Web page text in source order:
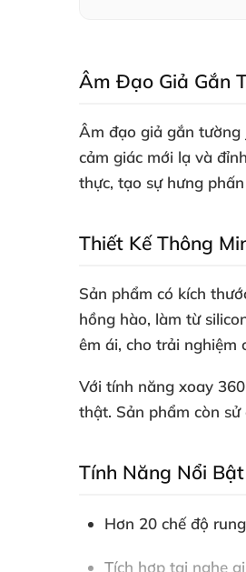
Âm Đạo Giả Gắn
Âm đạo giả gắn tường
cảm giác mới lạ và
thực, tạo sự hưng
Thiết Kế Thông
Sản phẩm có kích
hồng hào, làm từ
êm ái, cho trải nghiệm
Với tính năng xoay
thật. Sản phẩm còn
Tính Năng Nổi
Hơn 20 chế độ
Tích hợp tai nghe